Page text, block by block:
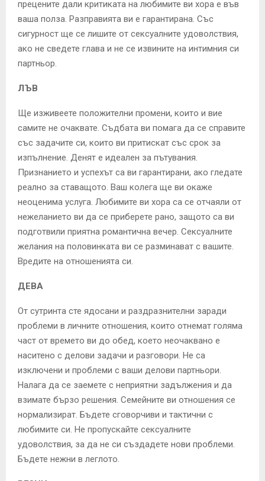
прецените дали критиката на любимите ви хора е във
ваша полза. Разправията ви е гарантирана. Със
сигурност ще се лишите от сексуалните удоволствия,
ако не сведете глава и не се извините на интимния си
партньор.
ЛЪВ
Ще изживеете положителни промени, които и вие
самите не очаквате. Съдбата ви помага да се справите
със задачите си, които ви притискат със срок за
изпълнение. Денят е идеален за пътувания.
Признанието и успехът са ви гарантирани, ако гледате
реално за ставащото. Ваш колега ще ви окаже
неоценима услуга. Любимите ви хора са се отчаяли от
нежеланието ви да се приберете рано, защото са ви
подготвили приятна романтична вечер. Сексуалните
желания на половинката ви се разминават с вашите.
Вредите на отношенията си.
ДЕВА
От сутринта сте ядосани и раздразнителни заради
проблеми в личните отношения, които отнемат голяма
част от времето ви до обед, което неочаквано е
наситено с делови задачи и разговори. Не са
изключени и проблеми с ваши делови партньори.
Налага да се заемете с неприятни задължения и да
взимате бързо решения. Семейните ви отношения се
нормализират. Бъдете сговорчиви и тактични с
любимите си. Не пропускайте сексуалните
удоволствия, за да не си създадете нови проблеми.
Бъдете нежни в леглото.